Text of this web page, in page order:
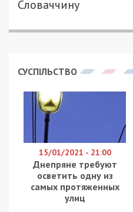
Правоохоронці
області, який за 70